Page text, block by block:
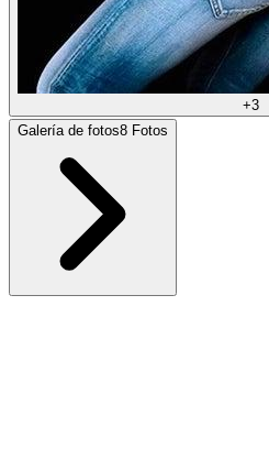
+3
Galería de fotos8 Fotos